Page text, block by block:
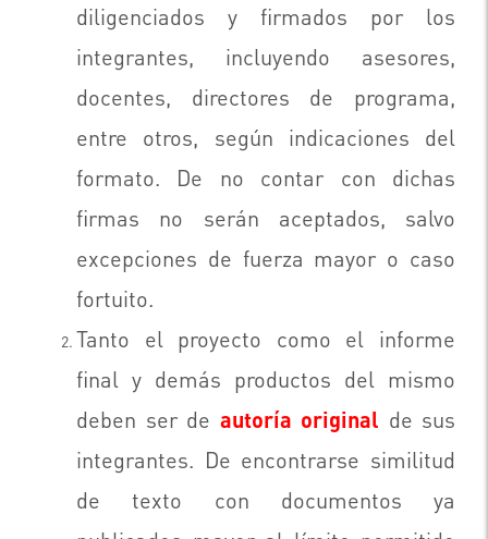
diligenciados y firmados por los
integrantes, incluyendo asesores,
docentes, directores de programa,
entre otros, según indicaciones del
formato. De no contar con dichas
firmas no serán aceptados, salvo
excepciones de fuerza mayor o caso
fortuito.
Tanto el proyecto como el informe
final y demás productos del mismo
deben ser de autoría original de sus
integrantes. De encontrarse similitud
de texto con documentos ya